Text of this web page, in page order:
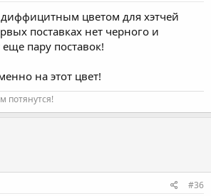
диффицитным цветом для хэтчей
поставках нет черного и
пару поставок!
на этот цвет!
потянутся!
#36